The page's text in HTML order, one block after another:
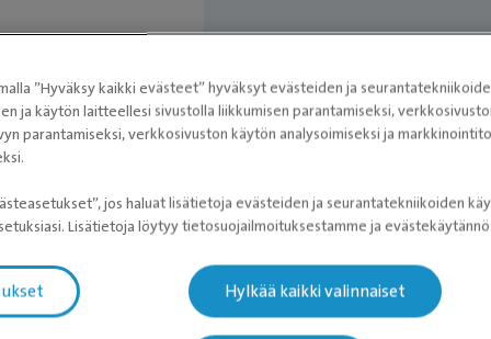
vastaanottoon saapuessasi
saapuessasi ja pidähän lemmikkisi aina
leviämisriskiä
yskää, oksentelua, ripulia, kuumetta, kutinaa tai muita
”Hyväksy kaikki evästeet” hyväksyt evästeiden ja
ja käytön laitteellesi sivustolla liikkumisen parantamiseksi,
parantamiseksi, verkkosivuston käytön analysoimiseksi ja
jos haluat lisätietoja evästeiden ja seurantatekniikoiden
Lisätietoja löytyy tietosuojailmoituksestamme ja
Hylkää kaikki valinnaiset